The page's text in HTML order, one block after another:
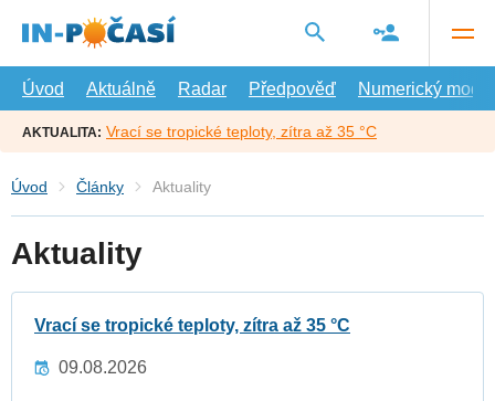
hlavní
Úvod
Aktuálně Radar Předpověď Numerický model
AKTUALITA: Vrací se tropické teploty, zítra až 35 °C
Úvod Články Aktuality
Aktuality
Vrací se tropické teploty, zítra až 35 °C
09.08.2026